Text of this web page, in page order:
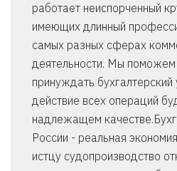
работает неиспорченный
имеющих длинный
самых разных сферах
деятельности. Мы поможем
принуждать бухгалтерский
действие всех операций
надлежащем
России - реальная
истцу судопроизводство